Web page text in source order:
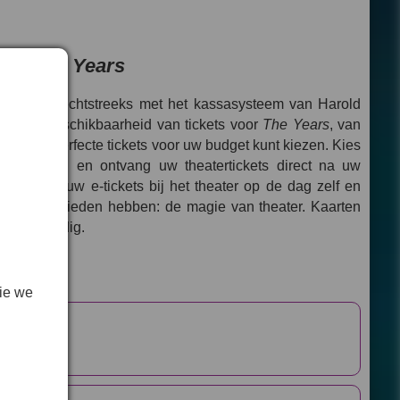
The Years
u rechtstreeks met het kassasysteem van Harold
beschikbaarheid van tickets voor The Years, van
u de perfecte tickets voor uw budget kunt kiezen. Kies
en ontvang uw theatertickets direct na uw
uw e-tickets bij het theater op de dag zelf en
te bieden hebben: de magie van theater. Kaarten
eenvoudig.
we